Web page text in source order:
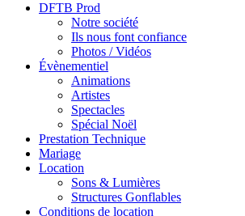
DFTB Prod
Notre société
Ils nous font confiance
Photos / Vidéos
Évènementiel
Animations
Artistes
Spectacles
Spécial Noël
Prestation Technique
Mariage
Location
Sons & Lumières
Structures Gonflables
Conditions de location